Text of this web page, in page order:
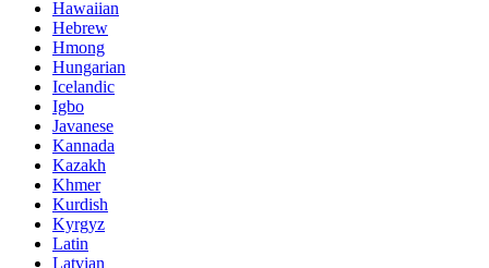
Hawaiian
Hebrew
Hmong
Hungarian
Icelandic
Igbo
Javanese
Kannada
Kazakh
Khmer
Kurdish
Kyrgyz
Latin
Latvian